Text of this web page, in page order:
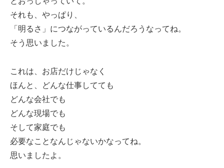
それも、やっぱり、
「明るさ」につながっているんだろうなってね。
そう思いました。
これは、お店だけじゃなく
ほんと、どんな仕事してても
どんな会社でも
どんな現場でも
そして家庭でも
必要なことなんじゃないかなってね。
思いましたよ。